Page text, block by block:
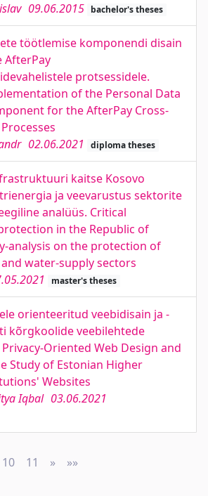
09.06.2015 bachelor's theses
töötlemise komponendi disain
AfterPay
protsessidele.
of the Personal Data
for the AfterPay Cross-
02.06.2021 diploma theses
kaitse Kosovo
ja veevarustus sektorite
analüüs. Critical
in the Republic of
analysis on the protection of
water-supply sectors
master's theses
orienteeritud veebidisain ja -
kõrgkoolide veebilehtede
Oriented Web Design and
Study of Estonian Higher
Websites
Iqbal 03.06.2021
10 11 » Next
»»